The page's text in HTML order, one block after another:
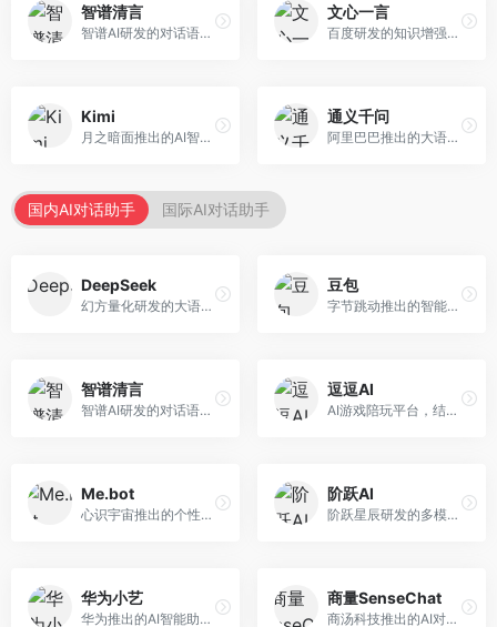
智谱清言
智谱AI研发的对话语言模型，支持中英双语交互。面向中文用户和开发者，提供知识问答、代码编写、文档解读等服务，开源生态完善，学术研究背景深厚。
文心一言
百度研发的知识增强大语言模型，深度融合百度知识图谱和搜索能力。面向中文用户，提供知识问答、文本创作、逻辑推理等服务，中文语境理解准确，知识覆盖面广。
Kimi
月之暗面推出的AI智能助手，核心优势在于超长文本处理能力，支持20万字以上文档分析。面向学术研究者、职场人士和内容创作者，提供文档解读、PPT生成、联网搜索等综合服务。
通义千问
阿里巴巴推出的大语言模型平台，提供对话问答、文档处理、图像理解、代码编写等全方位AI服务。面向企业用户和个人开发者，集成阿里云生态，支持多模态交互，企业级安全保障。
国内AI对话助手 国际AI对话助手
DeepSeek
幻方量化研发的大语言模型平台，专注于深度推理和代码生成能力。面向开发者、研究人员和技术爱好者，提供强大的逻辑推理和数学计算功能，开源生态完善，API接口友好。
豆包
字节跳动推出的智能对话助手平台，提供文本创作、知识问答、英语学习等多种AI服务。面向普通用户和内容创作者，支持多轮对话和文件解析，免费使用，响应速度快，中文理解能力强。
智谱清言
智谱AI研发的对话语言模型，支持中英双语交互。面向中文用户和开发者，提供知识问答、代码编写、文档解读等服务，开源生态完善，学术研究背景深厚。
逗逗AI
AI游戏陪玩平台，结合游戏理解和自然语言交互技术。面向游戏玩家，提供游戏攻略、陪玩互动、社交聊天等服务，游戏知识丰富，互动体验有趣。
Me.bot
心识宇宙推出的个性化AI伴侣，专注于情感交互和个人助理服务。面向个人用户，支持日程管理、情感陪伴、知识问答等功能，交互体验人性化。
阶跃AI
阶跃星辰研发的多模态大模型平台，支持文本、图像、视频的综合理解与生成。面向创作者和企业客户，提供内容创作、智能分析等服务，多模态能力突出。
华为小艺
华为推出的AI智能助手网页端，深度整合鸿蒙生态和华为云服务。面向华为设备用户，支持语音交互、智能问答、设备控制等功能，与华为硬件生态无缝衔接。
商量SenseChat
商汤科技推出的AI对话平台，结合计算机视觉和自然语言处理技术。面向企业用户和开发者，支持多模态交互，视觉理解能力强，适合智能客服和内容创作场景。